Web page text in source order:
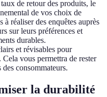
de retour des produits, le
de vos choix de
réaliser des enquêtes auprès
sur leurs préférences et
durables.
et révisables pour
vous permettra de rester
des consommateurs.
la durabilité